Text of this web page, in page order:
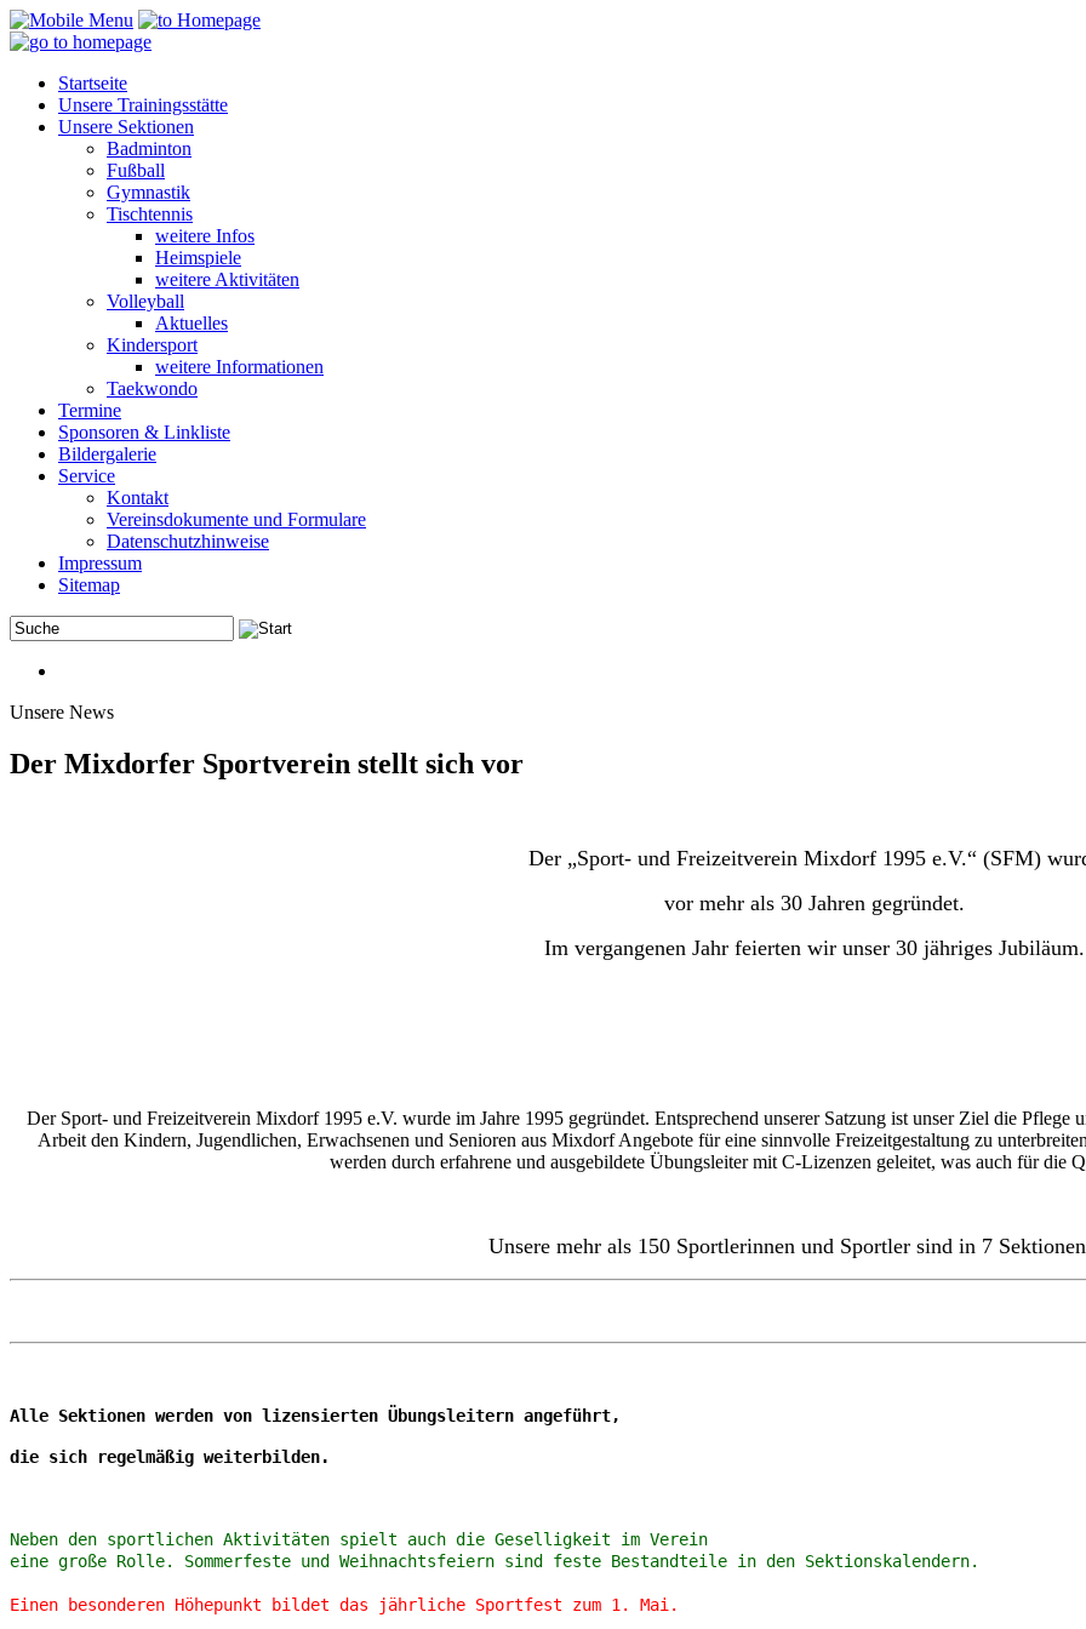
Startseite
Unsere Trainingsstätte
Unsere Sektionen
Badminton
Fußball
Gymnastik
Tischtennis
weitere Infos
Heimspiele
weitere Aktivitäten
Volleyball
Aktuelles
Kindersport
weitere Informationen
Taekwondo
Termine
Sponsoren & Linkliste
Bildergalerie
Service
Kontakt
Vereinsdokumente und Formulare
Datenschutzhinweise
Impressum
Sitemap
Unsere News
Der Mixdorfer Sportverein stellt sich vor
Der „Sport- und Freizeitverein Mixdorf 1995 e.V.“ (SFM)
vor mehr als 30 Jahren gegründet.
Im vergangenen Jahr feierten wir unser 30 jähriges Jubiläum.
Der Sport- und Freizeitverein Mixdorf 1995 e.V. wurde im Jahre 1995 gegründet. Entsprechend unserer Satzung ist unser Ziel die Pflege
Arbeit den Kindern, Jugendlichen, Erwachsenen und Senioren aus Mixdorf Angebote für eine sinnvolle Freizeitgestaltung zu
werden durch erfahrene und ausgebildete Übungsleiter mit C-Lizenzen geleitet, was auch für die
Unsere mehr als 150 Sportlerinnen und Sportler sind in 7
Alle Sektionen werden von lizensierten Übungsleitern angeführt,
die sich regelmäßig weiterbilden.
Neben den sportlichen Aktivitäten spielt auch die Geselligkeit im Verein
eine große Rolle. Sommerfeste und Weihnachtsfeiern sind feste Bestandteile in den Sektionskalendern.
Einen besonderen Höhepunkt bildet das jährliche Sportfest zum 1. Mai.